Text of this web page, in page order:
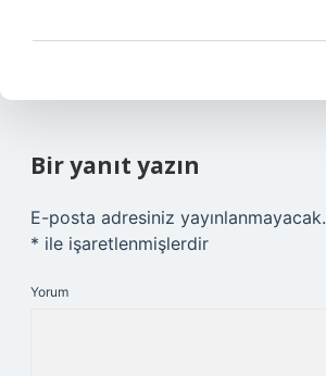
Bir yanıt yazın
E-posta adresiniz yayınlanmayacak.
* ile işaretlenmişlerdir
Yorum